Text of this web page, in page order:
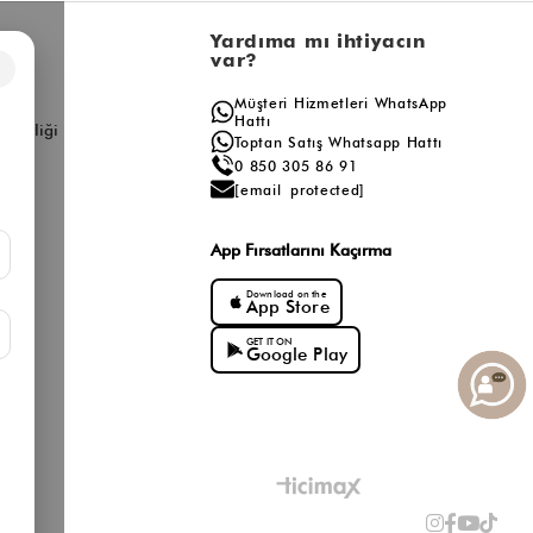
Birliği
Yardıma mı ihtiyacın
var?
Müşteri Hizmetleri WhatsApp
Hattı
Toptan Satış Whatsapp Hattı
0 850 305 86 91
[email protected]
App Fırsatlarını Kaçırma
Download on the
App Store
GET IT ON
Google Play